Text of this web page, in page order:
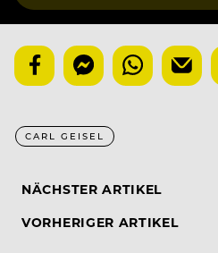
CARL GEISEL
NÄCHSTER ARTIKEL
VORHERIGER ARTIKEL